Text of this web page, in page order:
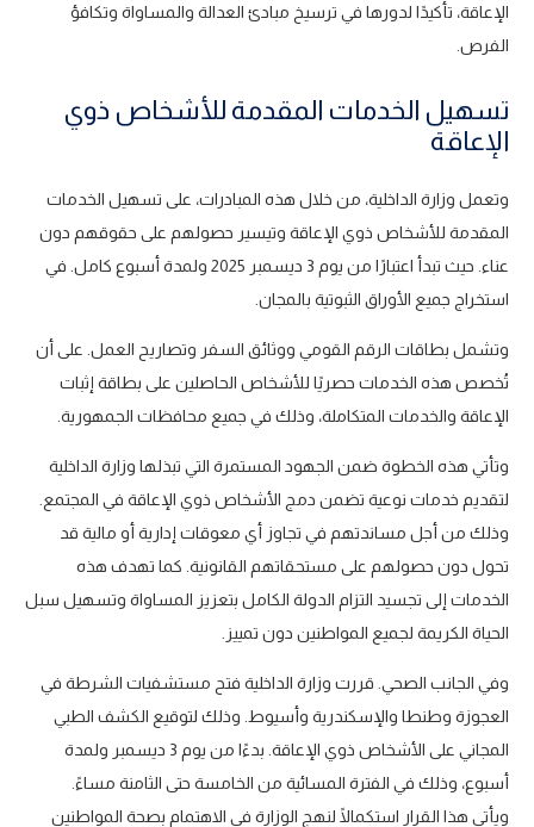
الإعاقة، تأكيدًا لدورها في ترسيخ مبادئ العدالة والمساواة وتكافؤ
الفرص.
تسهيل الخدمات المقدمة للأشخاص ذوي
الإعاقة
وتعمل وزارة الداخلية، من خلال هذه المبادرات، على تسهيل الخدمات
المقدمة للأشخاص ذوي الإعاقة وتيسير حصولهم على حقوقهم دون
عناء. حيث تبدأ اعتبارًا من يوم 3 ديسمبر 2025 ولمدة أسبوع كامل. في
استخراج جميع الأوراق الثبوتية بالمجان.
وتشمل بطاقات الرقم القومي ووثائق السفر وتصاريح العمل. على أن
تُخصص هذه الخدمات حصريًا للأشخاص الحاصلين على بطاقة إثبات
الإعاقة والخدمات المتكاملة، وذلك في جميع محافظات الجمهورية.
وتأتي هذه الخطوة ضمن الجهود المستمرة التي تبذلها وزارة الداخلية
لتقديم خدمات نوعية تضمن دمج الأشخاص ذوي الإعاقة في المجتمع.
وذلك من أجل مساندتهم في تجاوز أي معوقات إدارية أو مالية قد
تحول دون حصولهم على مستحقاتهم القانونية. كما تهدف هذه
الخدمات إلى تجسيد التزام الدولة الكامل بتعزيز المساواة وتسهيل سبل
الحياة الكريمة لجميع المواطنين دون تمييز.
وفي الجانب الصحي. قررت وزارة الداخلية فتح مستشفيات الشرطة في
العجوزة وطنطا والإسكندرية وأسيوط. وذلك لتوقيع الكشف الطبي
المجاني على الأشخاص ذوي الإعاقة. بدءًا من يوم 3 ديسمبر ولمدة
أسبوع، وذلك في الفترة المسائية من الخامسة حتى الثامنة مساءً.
ويأتي هذا القرار استكمالًا لنهج الوزارة في الاهتمام بصحة المواطنين